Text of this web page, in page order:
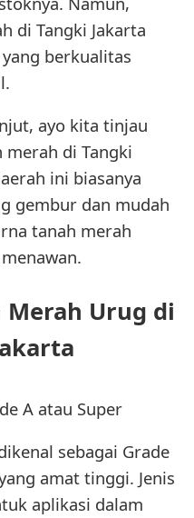
di Tangki Jakarta
berkualitas
ayo kita tinjau
di Tangki
ini biasanya
gembur dan mudah
tanah merah
Merah Urug di
A atau Super
sebagai Grade
amat tinggi. Jenis
aplikasi dalam